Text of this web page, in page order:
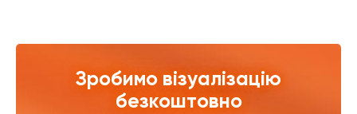
Зробимо візуалізацію
безкоштовно